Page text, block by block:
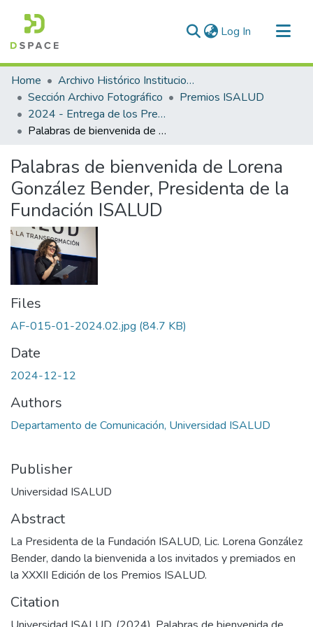
Log In (current)
Communities & Collections
All of DSpace
Statistics
Home
Archivo Histórico Institucional
Sección Archivo Fotográfico
Premios ISALUD
2024 - Entrega de los Premios ISALUD
Palabras de bienvenida de Lorena González Bender, Presidenta de la Fundación ISALUD
Palabras de bienvenida de Lorena
González Bender, Presidenta de la
Fundación ISALUD
Files
AF-015-01-2024.02.jpg (84.7 KB)
Date
2024-12-12
Authors
Departamento de Comunicación, Universidad ISALUD
Publisher
Universidad ISALUD
Abstract
La Presidenta de la Fundación ISALUD, Lic. Lorena González
Bender, dando la bienvenida a los invitados y premiados en
la XXXII Edición de los Premios ISALUD.
Citation